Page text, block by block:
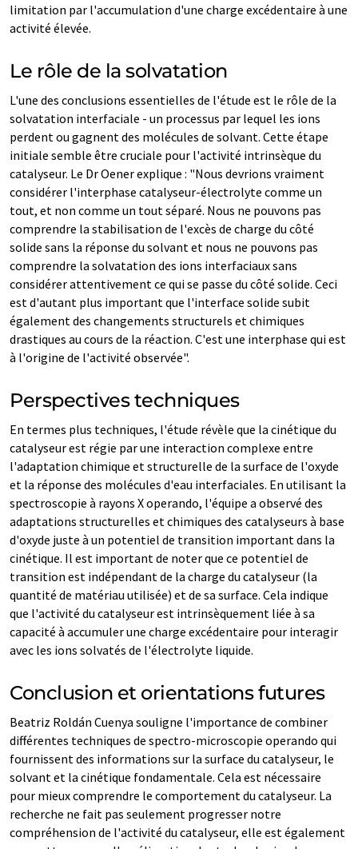
limitation par l'accumulation d'une charge excédentaire à une
activité élevée.
Le rôle de la solvatation
L'une des conclusions essentielles de l'étude est le rôle de la
solvatation interfaciale - un processus par lequel les ions
perdent ou gagnent des molécules de solvant. Cette étape
initiale semble être cruciale pour l'activité intrinsèque du
catalyseur. Le Dr Oener explique : "Nous devrions vraiment
considérer l'interphase catalyseur-électrolyte comme un
tout, et non comme un tout séparé. Nous ne pouvons pas
comprendre la stabilisation de l'excès de charge du côté
solide sans la réponse du solvant et nous ne pouvons pas
comprendre la solvatation des ions interfaciaux sans
considérer attentivement ce qui se passe du côté solide. Ceci
est d'autant plus important que l'interface solide subit
également des changements structurels et chimiques
drastiques au cours de la réaction. C'est une interphase qui est
à l'origine de l'activité observée".
Perspectives techniques
En termes plus techniques, l'étude révèle que la cinétique du
catalyseur est régie par une interaction complexe entre
l'adaptation chimique et structurelle de la surface de l'oxyde
et la réponse des molécules d'eau interfaciales. En utilisant la
spectroscopie à rayons X operando, l'équipe a observé des
adaptations structurelles et chimiques des catalyseurs à base
d'oxyde juste à un potentiel de transition important dans la
cinétique. Il est important de noter que ce potentiel de
transition est indépendant de la charge du catalyseur (la
quantité de matériau utilisée) et de sa surface. Cela indique
que l'activité du catalyseur est intrinsèquement liée à sa
capacité à accumuler une charge excédentaire pour interagir
avec les ions solvatés de l'électrolyte liquide.
Conclusion et orientations futures
Beatriz Roldán Cuenya souligne l'importance de combiner
différentes techniques de spectro-microscopie operando qui
fournissent des informations sur la surface du catalyseur, le
solvant et la cinétique fondamentale. Cela est nécessaire
pour mieux comprendre le comportement du catalyseur. La
recherche ne fait pas seulement progresser notre
compréhension de l'activité du catalyseur, elle est également